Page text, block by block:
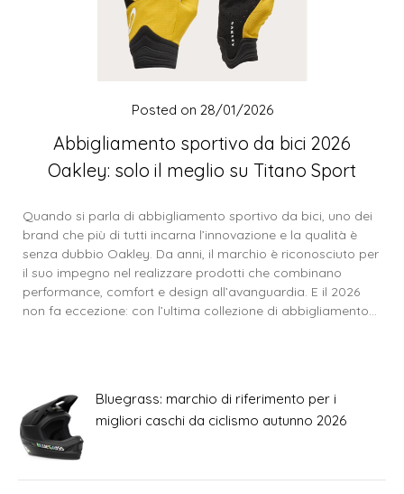
Abbigliamento sportivo da bici 2026
Oakley: solo il meglio su Titano Sport
Posted on 28/01/2026
Quando si parla di abbigliamento sportivo da bici, uno dei
brand che più di tutti incarna l’innovazione e la qualità è
senza dubbio Oakley. Da anni, il marchio è riconosciuto per
il suo impegno nel realizzare prodotti che combinano
performance, comfort e design all’avanguardia. E il 2026
non fa eccezione: con l’ultima collezione di abbigliamento…
Bluegrass: marchio di riferimento per i
migliori caschi da ciclismo autunno 2026